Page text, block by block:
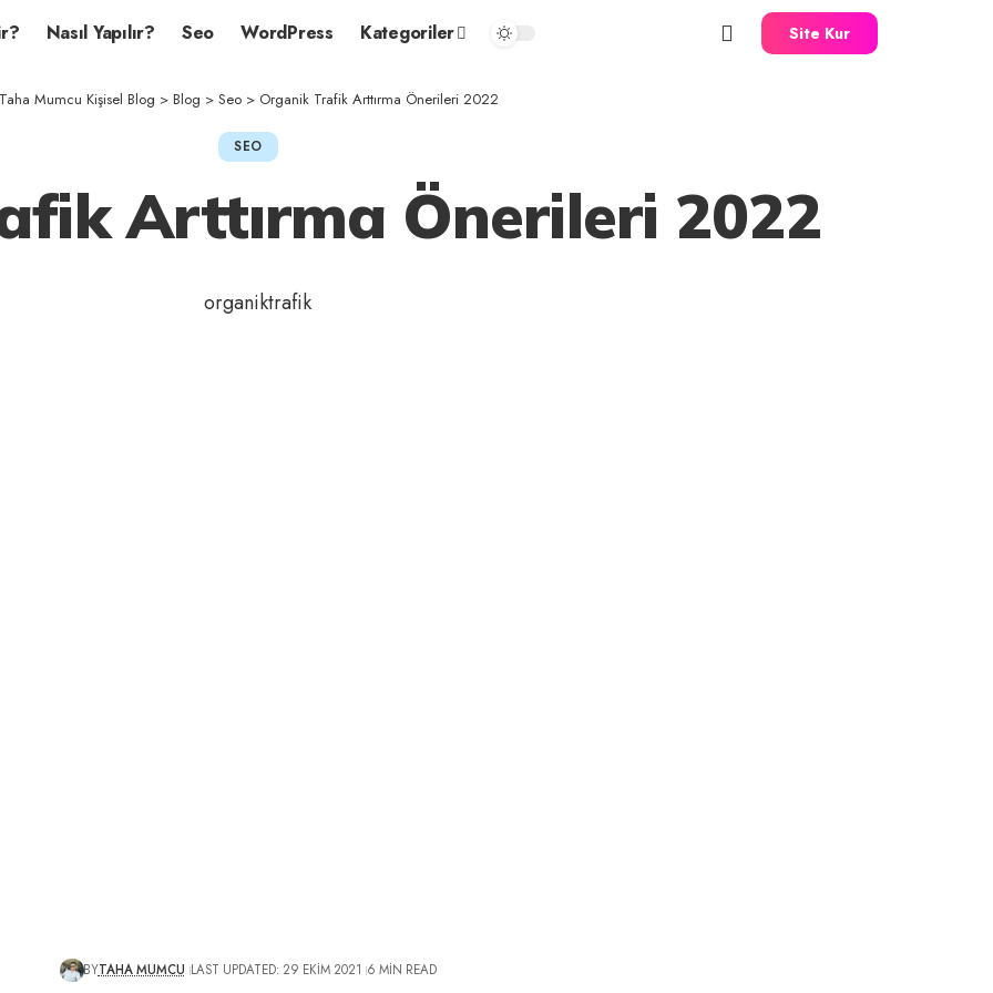
Nasıl Yapılır? Seo WordPress Kategoriler Site Kur
Taha Mumcu Kişisel Blog > Blog > Seo> Organik Trafik Arttırma Önerileri 2022
SEO
Arttırma Önerileri 2022
BYTAHA MUMCU LAST UPDATED: 29 EKIM 2021 6 MIN READ